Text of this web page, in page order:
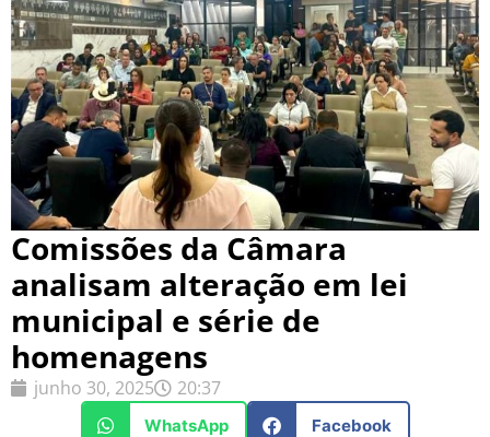
Comissões da Câmara
analisam alteração em lei
municipal e série de
homenagens
junho 30, 2025 20:37
WhatsApp Facebook